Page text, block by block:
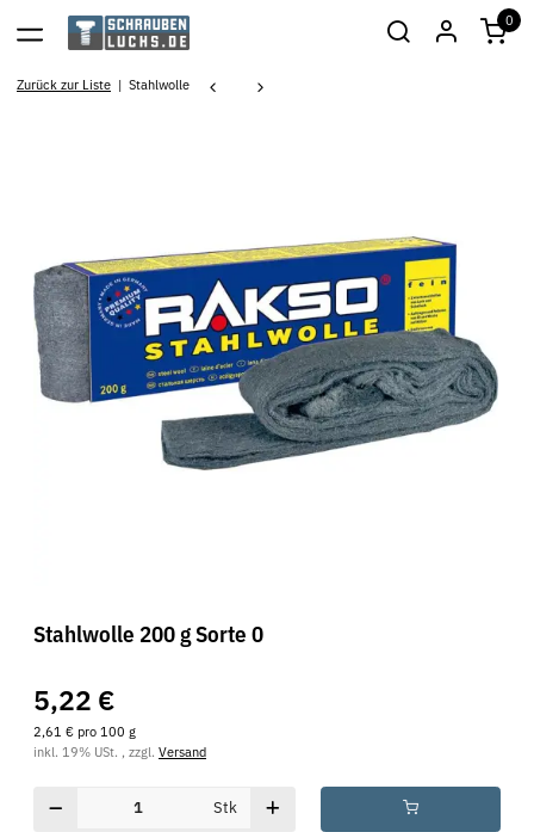
0
Zurück zur Liste Stahlwolle
Stahlwolle 200 g Sorte 0
5,22 €
2,61 € pro 100 g
inkl. 19% USt. , zzgl. Versand
Stk